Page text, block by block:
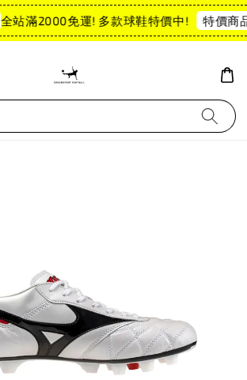
全站滿2000免運! 多款球鞋特價中! 特價商品